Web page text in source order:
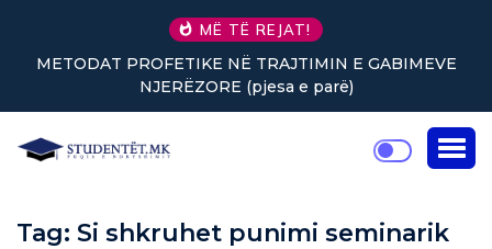
MË TË REJAT!
METODAT PROFETIKE NË TRAJTIMIN E GABIMEVE
NJERËZORE (pjesa e parë)
Tag: Si shkruhet punimi seminarik